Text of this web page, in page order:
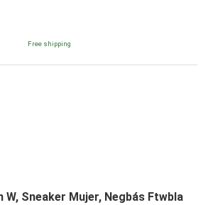
Free shipping
W, Sneaker Mujer, Negbás Ftwbla